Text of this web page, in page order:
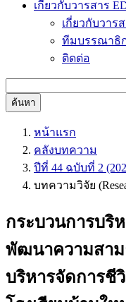
เกี่ยวกับวารสาร
เกี่ยวกับวาร
ทีมบรรณาธิ
ติดต่อ
ค้นหา
หน้าแรก
คลังบทความ
ปีที่ 44 ฉบับที่ 2
บทความวิจัย
กระบวนการบริ
พัฒนาความสาม
บริหารจัดการชี